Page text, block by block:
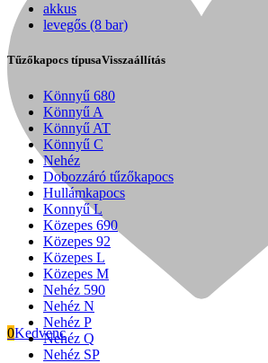
0Kedvenc
akkus
levegős (8 bar)
Tűzőkapocs típusaVisszaállítás
Könnyű 680
Könnyű A
Könnyű AT
Könnyű C
Nehéz
Dobozzáró tűzőkapocs
Hullámkapocs
Konnyű L
Közepes 690
Közepes 92
Közepes L
Közepes M
Nehéz 590
Nehéz N
Nehéz P
Nehéz Q
Nehéz SP